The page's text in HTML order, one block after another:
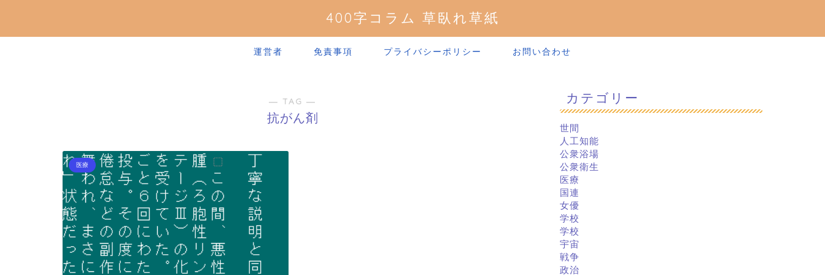
400字コラム 草臥れ草紙
運営者 免責事項 プライバシーポリシー お問い合わせ
― TAG ―
抗がん剤
医療
カテゴリー
世間
人工知能
公衆浴場
公衆衛生
医療
国連
女優
学校
学校
宇宙
戦争
政治